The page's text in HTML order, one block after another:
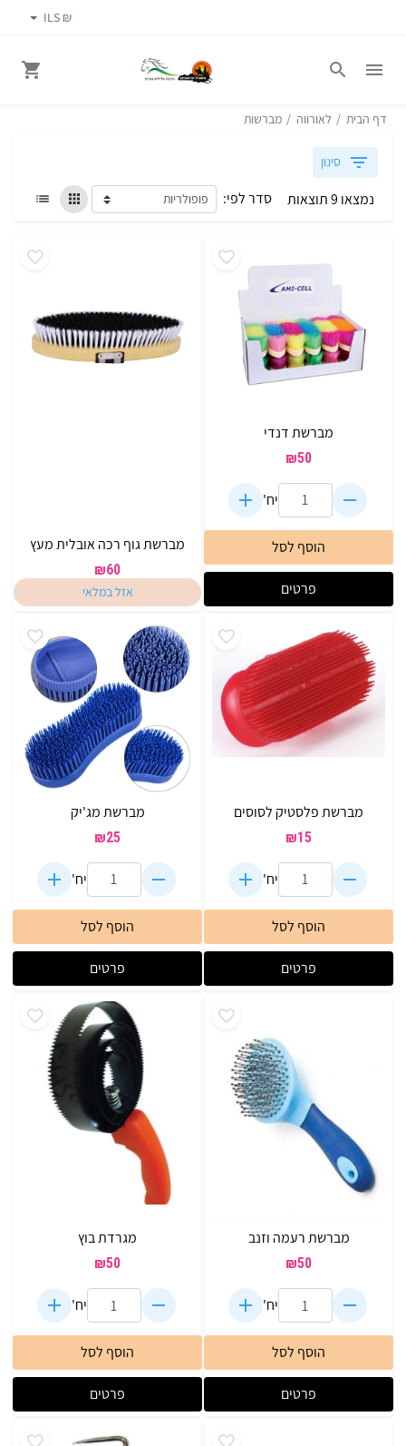
₪ ILS
דף הבית לאורווה מברשות
סינון
נמצאו 9 תוצאות סדר לפי:
מברשת דנדי
₪50
יח'
הוסף לסל
פרטים
מברשת גוף רכה אובלית מעץ
₪60
אזל במלאי
מברשת פלסטיק לסוסים
₪15
יח'
הוסף לסל
פרטים
מברשת מג'יק
₪25
יח'
הוסף לסל
פרטים
מברשת רעמה וזנב
₪50
יח'
הוסף לסל
פרטים
מגרדת בוץ
₪50
יח'
הוסף לסל
פרטים